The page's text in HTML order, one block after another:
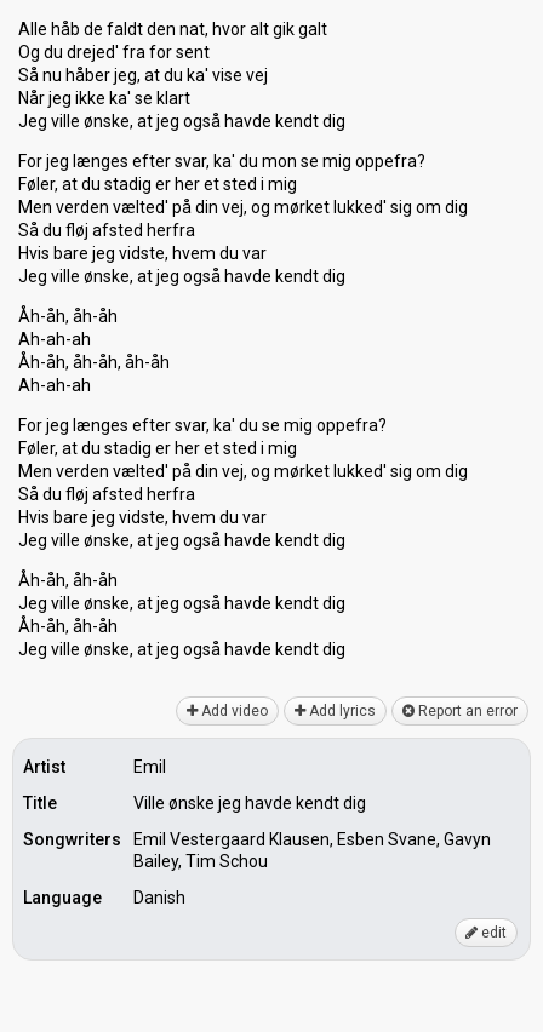
Alle håb de faldt den nat, hvor alt gik galt
Og du drejed' fra for sent
Så nu håber jeg, at du ka' vise vej
Når jeg ikke ka' se klart
Jeg ville ønske, at jeg også havde kendt dig
For jeg længes efter svar, ka' du mon se mig oppefra?
Føler, at du stadig er her et sted i mig
Men verden vælted' på din vej, og mørket lukked' sig om dig
Så du fløj afsted herfra
Hvis bare jeg vidste, hvem du var
Jeg ville ønske, at jeg også havde kendt dig
Åh-åh, åh-åh
Ah-ah-ah
Åh-åh, åh-åh, åh-åh
Ah-ah-ah
For jeg længes efter svar, ka' du se mig oppefra?
Føler, at du stadig er her et sted i mig
Men verden vælted' på din vej, og mørket lukked' sig om dig
Så du fløj afsted herfra
Hvis bare jeg vidste, hvem du var
Jeg ville ønske, at jeg også havde kendt dig
Åh-åh, åh-åh
Jeg ville ønske, at jeg også havde kendt dig
Åh-åh, åh-åh
Jeg ville ønske, at jeg ogѕå hаvde kendt dig
Add video Add lyrics Report an error
Artist
Emil
Title
Ville ønske jeg havde kendt dig
Songwriters
Emil Vestergaard Klausen, Esben Svane, Gavyn
Bailey, Tim Schou
Language
Danish
edit